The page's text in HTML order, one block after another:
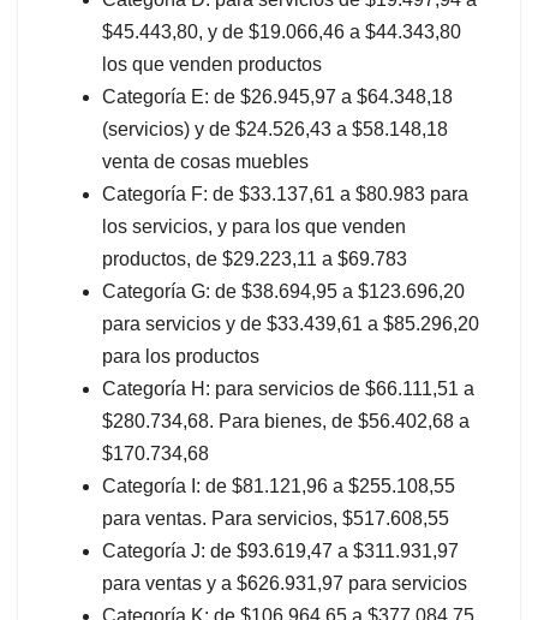
$45.443,80, y de $19.066,46 a $44.343,80
los que venden productos
Categoría E: de $26.945,97 a $64.348,18
(servicios) y de $24.526,43 a $58.148,18
venta de cosas muebles
Categoría F: de $33.137,61 a $80.983 para
los servicios, y para los que venden
productos, de $29.223,11 a $69.783
Categoría G: de $38.694,95 a $123.696,20
para servicios y de $33.439,61 a $85.296,20
para los productos
Categoría H: para servicios de $66.111,51 a
$280.734,68. Para bienes, de $56.402,68 a
$170.734,68
Categoría I: de $81.121,96 a $255.108,55
para ventas. Para servicios, $517.608,55
Categoría J: de $93.619,47 a $311.931,97
para ventas y a $626.931,97 para servicios
Categoría K: de $106.964,65 a $377.084,75.